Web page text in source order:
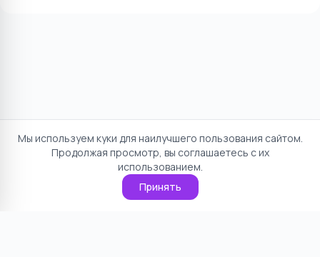
Мы используем куки для наилучшего пользования сайтом.
Продолжая просмотр, вы соглашаетесь с их
использованием.
Принять